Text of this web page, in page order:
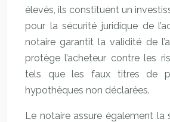
élevés, ils constituent un
pour la sécurité juridique de
notaire garantit la validité de
protège l’acheteur contre les
tels que les faux titres de
hypothèques non déclarées.
Le notaire assure également la